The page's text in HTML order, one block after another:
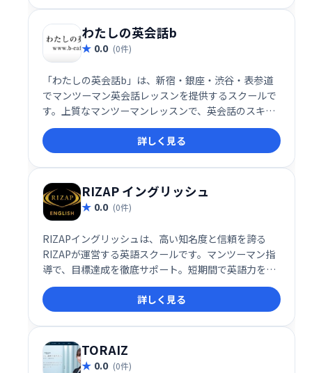
てみませんか？
わたしの英会話b
0.0 (0件)
「わたしの英会話b」は、新宿・銀座・渋谷・表参道
でマンツーマン英会話レッスンを提供するスクールで
す。上質なマンツーマンレッスンで、英会話のスキル
を効率的に向上させられます。東京の中心地で、快適
な学習環境と質の高い指導をご提供します。
詳しく見る
RIZAP イングリッシュ
0.0 (0件)
RIZAPイングリッシュは、高い知名度と信頼を誇る
RIZAPが運営する英語スクールです。マンツーマン指
導で、目標達成を徹底サポート。短期間で英語力を劇
的に向上させたい方、本気で英語を習得したい方にお
すすめです。 経験豊富な講師陣と独自のカリキュラム
で、あなたの英語学習を成功に導きます。
詳しく見る
TORAIZ
0.0 (0件)